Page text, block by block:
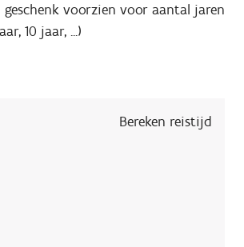
voorzien voor aantal jaren
10 jaar, ...)
Bereken reistijd